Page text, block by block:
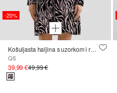
-20%
Košuljasta haljina s uzorkom i remenom za vezanje
QS
39,99 €49,99 €